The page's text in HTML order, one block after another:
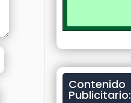
Contenido
Publicitario: